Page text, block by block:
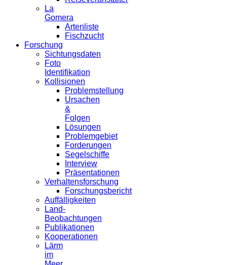
La
Gomera
Artenliste
Fischzucht
Forschung
Sichtungsdaten
Foto
Identifikation
Kollisionen
Problemstellung
Ursachen
&
Folgen
Lösungen
Problemgebiet
Forderungen
Segelschiffe
Interview
Präsentationen
Verhaltensforschung
Forschungsbericht
Auffälligkeiten
Land-
Beobachtungen
Publikationen
Kooperationen
Lärm
im